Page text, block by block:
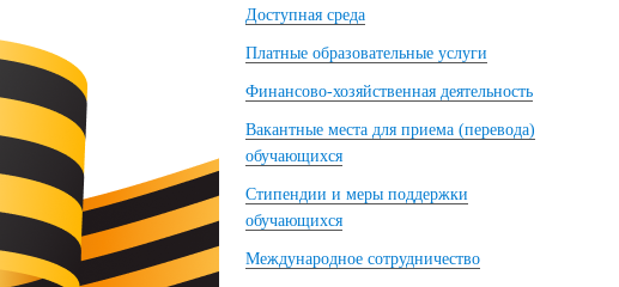
Доступная среда
Платные образовательные услуги
Финансово-хозяйственная деятельность
Вакантные места для приема (перевода)
обучающихся
Стипендии и меры поддержки
обучающихся
Международное сотрудничество